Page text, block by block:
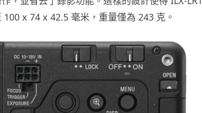
x 74 x 42.5 毫米，重量僅為 243 克。